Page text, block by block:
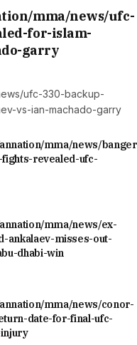
mma/news/ufc-
for-islam-
garry
ufc-330-backup-
vs-ian-machado-garry
mma/news/
revealed-ufc-
mma/news/ex-
ankalaev-misses-out-
dhabi-win
mma/news/conor-
date-for-final-ufc-